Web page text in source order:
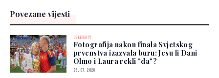
Povezane vijesti
CELEBRITY
Fotografija nakon finala Svjetskog
prvenstva izazvala buru: Jesu li Dani
Olmo i Laura rekli "da"?
25. 07. 2026.